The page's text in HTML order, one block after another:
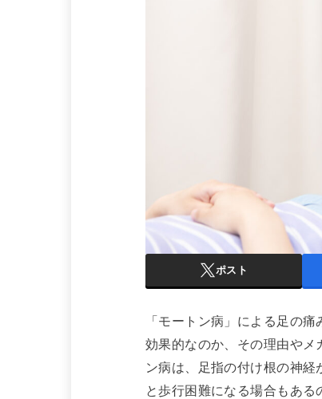
ポスト
「モートン病」による足の
効果的なのか、その理由やメ
ン病は、足指の付け根の神
と歩行困難になる場合もあ